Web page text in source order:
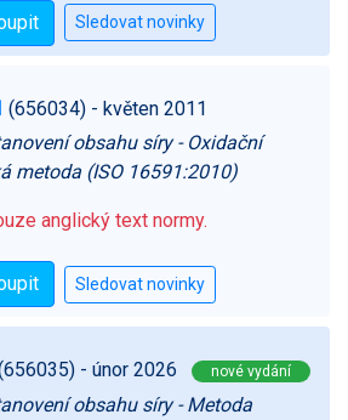
(656034) - květen 2011
obsahu síry - Oxidační
metoda (ISO 16591:2010)
anglický text normy.
- únor 2026 nové vydání
obsahu síry - Metoda